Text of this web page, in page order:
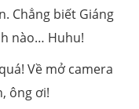
Chẳng biết Giáng
nào… Huhu!
Về mở camera
ông ơi!